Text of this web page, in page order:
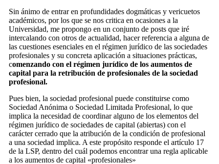
Sin ánimo de entrar en profundidades dogmáticas y vericuetos
académicos, por los que se nos critica en ocasiones a la
Universidad, me propongo en un conjunto de posts que iré
intercalando con otros de actualidad, hacer referencia a alguna de
las cuestiones esenciales en el régimen jurídico de las sociedades
profesionales y su concreta aplicación a situaciones prácticas,
comenzando con el régimen jurídico de los aumentos de
capital para la retribución de profesionales de la sociedad
profesional.
Pues bien, la sociedad profesional puede constituirse como
Sociedad Anónima o Sociedad Limitada Profesional, lo que
implica la necesidad de coordinar alguno de los elementos del
régimen jurídico de sociedades de capital (abiertas) con el
carácter cerrado que la atribución de la condición de profesional
a una sociedad implica. A este propósito responde el artículo 17
de la LSP, dentro del cuál podemos encontrar una regla aplicable
a los aumentos de capital «profesionales»